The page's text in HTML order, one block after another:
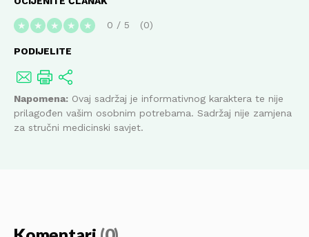
★ ★ ★ ★ ★ 0 / 5 0
PODIJELITE
Napomena: Ovaj sadržaj je informativnog karaktera te nije
prilagođen vašim osobnim potrebama. Sadržaj nije zamjena
za stručni medicinski savjet.